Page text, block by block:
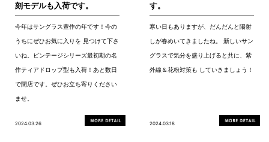
刻モデルも入荷です。
今年はサングラス豊作の年です！今の
うちにぜひお気に入りを 見つけて下さ
いね。ビンテージシリーズ最初期の名
作ティアドロップ型も入荷！あと数日
で閉店です。ぜひお立ち寄りください
ませ。
2024.03.26
す。
寒い日もありますが、だんだんと陽射
しが春めいてきましたね。 新しいサン
グラスで気分を盛り上げると共に、紫
外線＆花粉対策も していきましょう！
2024.03.18